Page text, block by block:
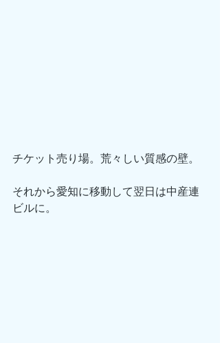
チケット売り場。荒々しい質感の壁。
それから愛知に移動して翌日は中産連
ビルに。